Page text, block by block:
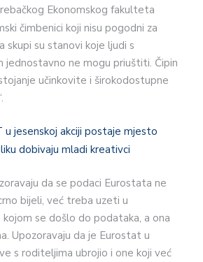
Ekonomskog fakulteta
čimbenici koji nisu pogodni za
skupi su stanovi koje ljudi s
jednostavno ne mogu priuštiti. Čipin
učinkovite i širokodostupne
u jesenskoj akciji postaje mjesto
dobivaju mladi kreativci
da se podaci Eurostata ne
bijeli, već treba uzeti u
se došlo do podataka, a ona
Upozoravaju da je Eurostat u
s roditeljima ubrojio i one koji već